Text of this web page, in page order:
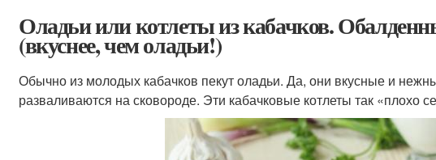
Оладьи или котлеты из кабачков.
(вкуснее, чем оладьи!)
Обычно из молодых кабачков пекут оладьи. Да, они вкусные и
разваливаются на сковороде. Эти кабачковые котлеты так «плохо